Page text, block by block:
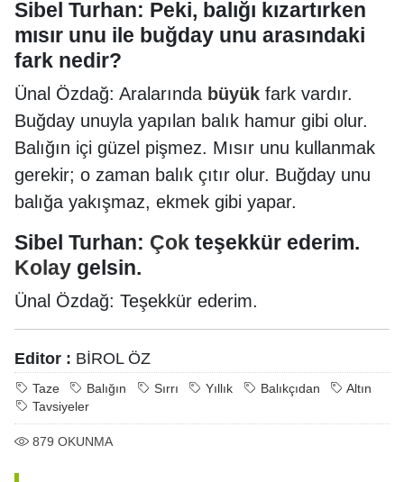
Sibel Turhan: Peki, balığı kızartırken
mısır unu ile buğday unu arasındaki
fark nedir?
Ünal Özdağ: Aralarında büyük fark vardır.
Buğday unuyla yapılan balık hamur gibi olur.
Balığın içi güzel pişmez. Mısır unu kullanmak
gerekir; o zaman balık çıtır olur. Buğday unu
balığa yakışmaz, ekmek gibi yapar.
Sibel Turhan: Çok teşekkür ederim.
Kolay gelsin.
Ünal Özdağ: Teşekkür ederim.
Editor : BİROL ÖZ
Taze Balığın Sırrı Yıllık Balıkçıdan
Altın
Tavsiyeler
879 OKUNMA